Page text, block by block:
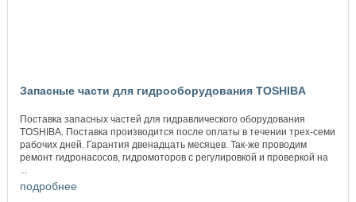
Запасные части для гидрооборудования TOSHIBA
Поставка запасных частей для гидравлического оборудования
TOSHIBA. Поставка производится после оплаты в течении трех-семи
рабочих дней. Гарантия двенадцать месяцев. Так-же проводим
ремонт гидронасосов, гидромоторов с регулировкой и проверкой на
подробнее